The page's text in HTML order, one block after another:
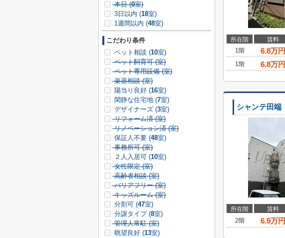
所在階 賃料
1階
6.8万円
1階
6.8万円
シャンテ田端
所在階 賃料
2階
6.9万円
本日 (0室)
3日以内 (18室)
1週間以内 (48室)
こだわり条件
ペット相談 (10室)
ペット飼育可 (室)
ペット専用設備 (室)
楽器相談 (室)
陽当り良好 (16室)
閑静な住宅地 (7室)
デザイナーズ (3室)
リフォーム済 (室)
リノベーション済 (室)
保証人不要 (48室)
事務所可 (室)
２人入居可 (10室)
女性限定 (室)
高齢者相談 (室)
バリアフリー (室)
キッズルーム (室)
分割可 (47室)
分譲タイプ (8室)
管理人常駐 (室)
眺望良好 (13室)